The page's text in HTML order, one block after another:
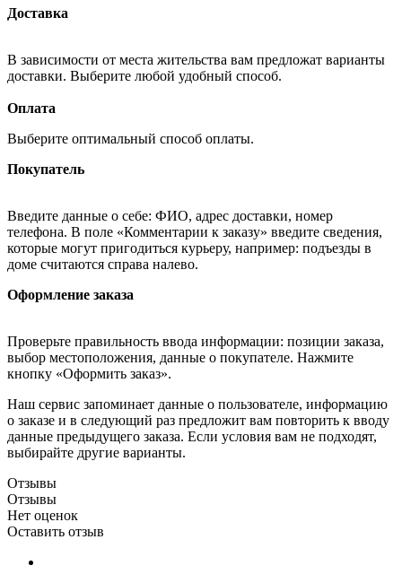
Доставка
В зависимости от места жительства вам предложат варианты
доставки. Выберите любой удобный способ.
Оплата
Выберите оптимальный способ оплаты.
Покупатель
Введите данные о себе: ФИО, адрес доставки, номер
телефона. В поле «Комментарии к заказу» введите сведения,
которые могут пригодиться курьеру, например: подъезды в
доме считаются справа налево.
Оформление заказа
Проверьте правильность ввода информации: позиции заказа,
выбор местоположения, данные о покупателе. Нажмите
кнопку «Оформить заказ».
Наш сервис запоминает данные о пользователе, информацию
о заказе и в следующий раз предложит вам повторить к вводу
данные предыдущего заказа. Если условия вам не подходят,
выбирайте другие варианты.
Отзывы
Отзывы
Нет оценок
Оставить отзыв